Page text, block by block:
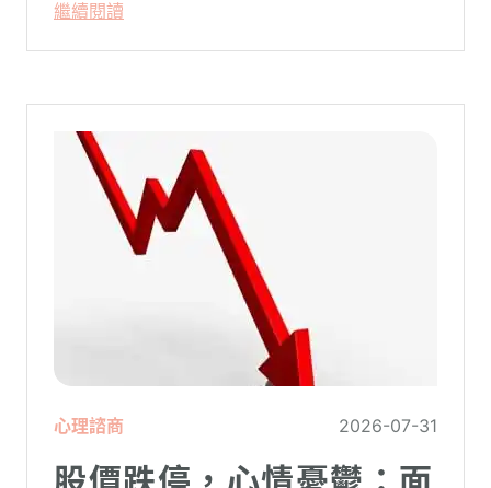
系統在長久使用之下，突然在某一次需要處
理更高層次的資料時，電腦呈現當機現象，
造成重大影響。
繼續閱讀
心理諮商 2026-07-31